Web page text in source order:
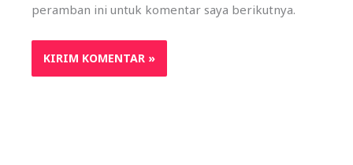
peramban ini untuk komentar saya berikutnya.